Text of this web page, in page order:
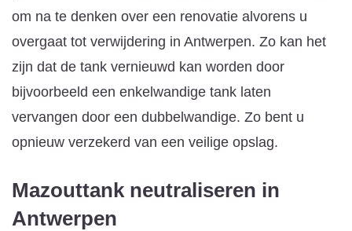
om na te denken over een renovatie alvorens u
overgaat tot verwijdering in Antwerpen. Zo kan het
zijn dat de tank vernieuwd kan worden door
bijvoorbeeld een enkelwandige tank laten
vervangen door een dubbelwandige. Zo bent u
opnieuw verzekerd van een veilige opslag.
Mazouttank neutraliseren in
Antwerpen